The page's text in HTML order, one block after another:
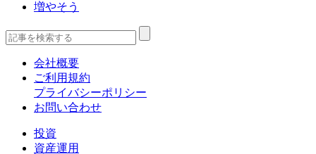
増やそう
会社概要
ご利用規約
プライバシーポリシー
お問い合わせ
投資
資産運用